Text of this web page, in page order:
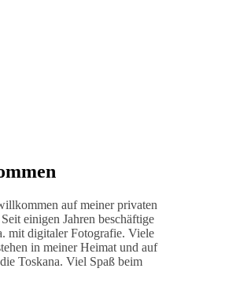
auf meiner privaten
einigen Jahren beschäftige
mit digitaler Fotografie. Viele
in meiner Heimat und auf
Toskana. Viel Spaß beim